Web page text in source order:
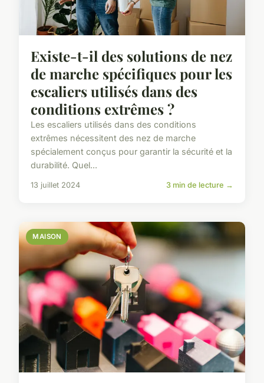
Existe-t-il des solutions de nez
de marche spécifiques pour les
escaliers utilisés dans des
conditions extrêmes ?
Les escaliers utilisés dans des conditions
extrêmes nécessitent des nez de marche
spécialement conçus pour garantir la sécurité et la
durabilité. Quel...
13 juillet 2024 3 min de lecture →
MAISON